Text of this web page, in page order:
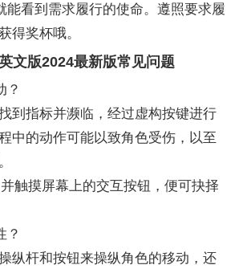
能看到需求履行的使命。遵照要求履
得奖杯哦。
文版2024最新版常见问题
？
到指标并濒临，经过虚构按键进行
中的动作可能以致角色受伤，以至
触摸屏幕上的交互按钮，便可抉择
？
纵杆和按钮来操纵角色的移动，还